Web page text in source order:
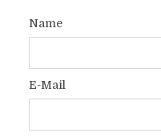
Name
E-Mail